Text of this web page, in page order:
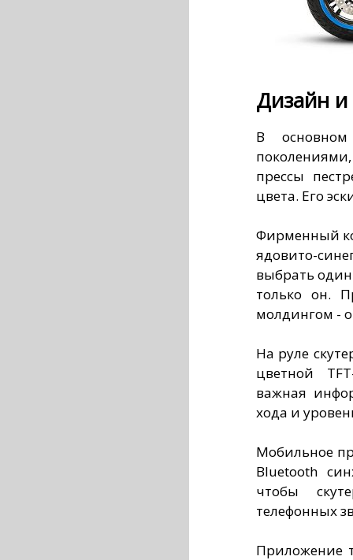
Дизайн и
В
прессы
цвета. Его
Фирменный
ядовито-
выбрать один
только он.
молдингом -
На руле
цветной
важная
хода и
Мобильное
Bluetooth
чтобы
телефонных
Приложение